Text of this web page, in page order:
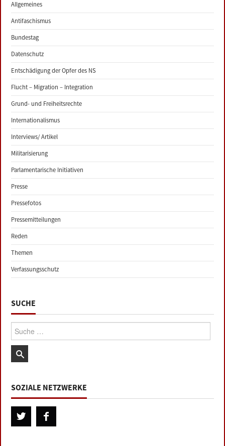
Allgemeines
Antifaschismus
Bundestag
Datenschutz
Entschädigung der Opfer des NS
Flucht – Migration – Integration
Grund- und Freiheitsrechte
Internationalismus
Interviews/ Artikel
Militarisierung
Parlamentarische Initiativen
Presse
Pressefotos
Pressemitteilungen
Reden
Themen
Verfassungsschutz
SUCHE
Suche:
SOZIALE NETZWERKE